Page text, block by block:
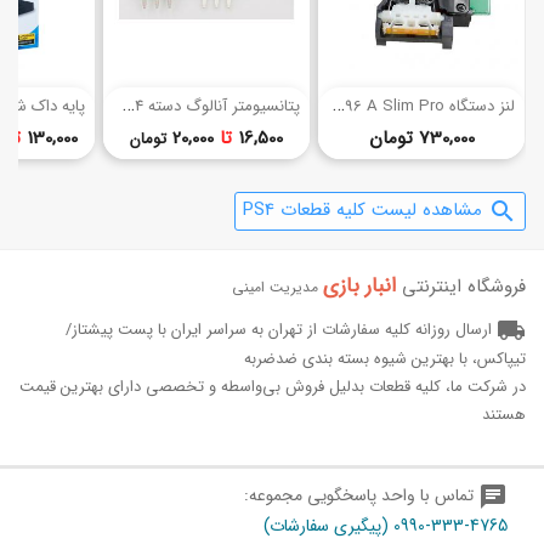
ل
نز دستگاه PS4 496 A Slim Pro
قیمت730,000 تومان
پ
تانسیومتر آنالوگ دسته PS4 (اورجینال)
قیمت 16,500 تا 20,000 تومان 130,000 تا
search مشاهده لیست کلیه قطعات PS4
فروشگاه اینترنتی انبار بازی‌ مدیریت امینی
local_shipping ارسال روزانه کلیه سفارشات از تهران به سراسر ایران با پست پیشتاز/
تیپاکس، با بهترین شیوه بسته بندی ضدضربه
در شرکت ما، کلیه قطعات بدلیل فروش بی‌واسطه و تخصصی دارای بهترین قیمت
هستند
chat تماس با واحد پاسخگویی مجموعه:
0990-333-4765 (پیگیری سفارشات)